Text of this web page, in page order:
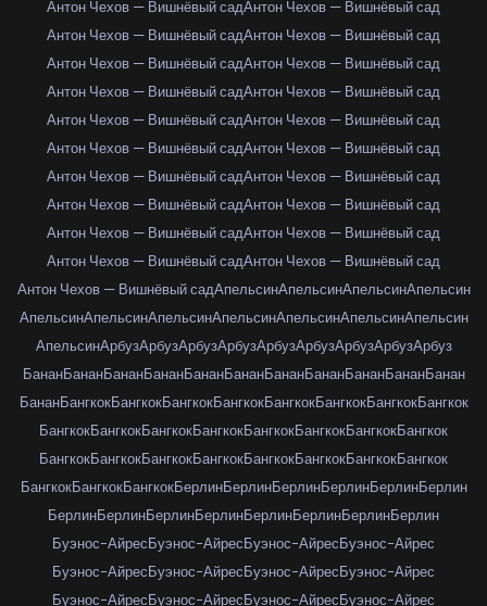
Антон Чехов — Вишнёвый садАнтон Чехов — Вишнёвый сад
Антон Чехов — Вишнёвый садАнтон Чехов — Вишнёвый сад
Антон Чехов — Вишнёвый садАнтон Чехов — Вишнёвый сад
Антон Чехов — Вишнёвый садАнтон Чехов — Вишнёвый сад
Антон Чехов — Вишнёвый садАнтон Чехов — Вишнёвый сад
Антон Чехов — Вишнёвый садАнтон Чехов — Вишнёвый сад
Антон Чехов — Вишнёвый садАнтон Чехов — Вишнёвый сад
Антон Чехов — Вишнёвый садАнтон Чехов — Вишнёвый сад
Антон Чехов — Вишнёвый садАнтон Чехов — Вишнёвый сад
Антон Чехов — Вишнёвый садАнтон Чехов — Вишнёвый сад
Антон Чехов — Вишнёвый садАпельсинАпельсинАпельсинАпельсин
АпельсинАпельсинАпельсинАпельсинАпельсинАпельсинАпельсин
АпельсинАрбузАрбузАрбузАрбузАрбузАрбузАрбузАрбузАрбуз
БананБананБананБананБананБананБананБананБананБананБанан
БананБангкокБангкокБангкокБангкокБангкокБангкокБангкокБангкок
БангкокБангкокБангкокБангкокБангкокБангкокБангкокБангкок
БангкокБангкокБангкокБангкокБангкокБангкокБангкокБангкок
БангкокБангкокБангкокБерлинБерлинБерлинБерлинБерлинБерлин
БерлинБерлинБерлинБерлинБерлинБерлинБерлинБерлин
Буэнос-АйресБуэнос-АйресБуэнос-АйресБуэнос-Айрес
Буэнос-АйресБуэнос-АйресБуэнос-АйресБуэнос-Айрес
Буэнос-АйресБуэнос-АйресБуэнос-АйресБуэнос-Айрес